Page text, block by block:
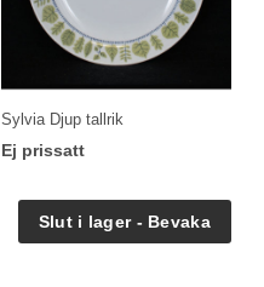
Sylvia Djup tallrik
Ej prissatt